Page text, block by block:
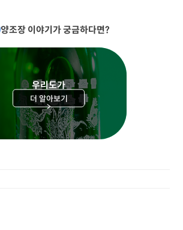
양조장 이야기가 궁금하다면?
우리도가
더 알아보기
>